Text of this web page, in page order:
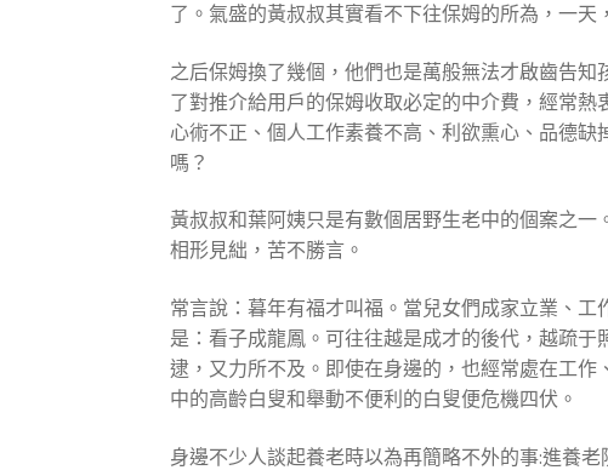
了。氣盛的黃叔叔其實看不下往保姆的所為，一
之后保姆換了幾個，他們也是萬般無法才啟齒告
了對推介給用戶的保姆收取必定的中介費，經常
心術不正、個人工作素養不高、利欲熏心、品德
嗎？
黃叔叔和葉阿姨只是有數個居野生老中的個案之
相形見絀，苦不勝言。
常言說：暮年有福才叫福。當兒女們成家立業、
是：看子成龍鳳。可往往越是成才的後代，越疏
逮，又力所不及。即使在身邊的，也經常處在工
中的高齡白叟和舉動不便利的白叟便危機四伏。
身邊不少人談起養老時以為再簡略不外的事:進養